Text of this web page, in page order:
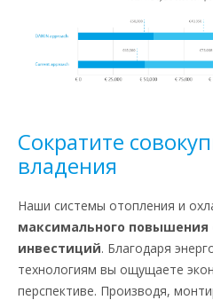
Сократите
владения
Наши системы отопления и
максимального
инвестиций. Благодаря
технологиям вы ощущаете
перспективе. Производя,